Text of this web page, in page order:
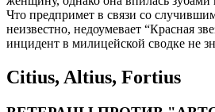
Что предпримет в связи со
неизвестно, недоумевает “Красная
инцидент в милицейской сводке не
Citius, Altius, Fortius